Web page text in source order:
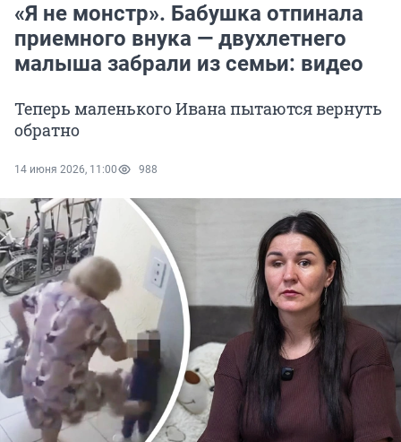
«Я не монстр». Бабушка отпинала
приемного внука — двухлетнего
малыша забрали из семьи: видео
Теперь маленького Ивана пытаются вернуть
обратно
14 июня 2026, 11:00 988